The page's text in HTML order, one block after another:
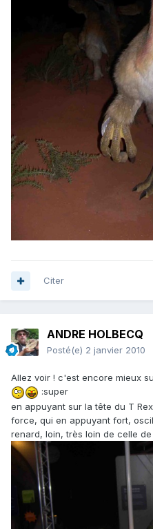
Citer
ANDRE HOLBECQ
Posté(e) 2 janvier 2010
Allez voir ! c'est encore mieux
:super
en appuyant sur la tête du T
force, qui en appuyant fort,
renard, loin, très loin de celle